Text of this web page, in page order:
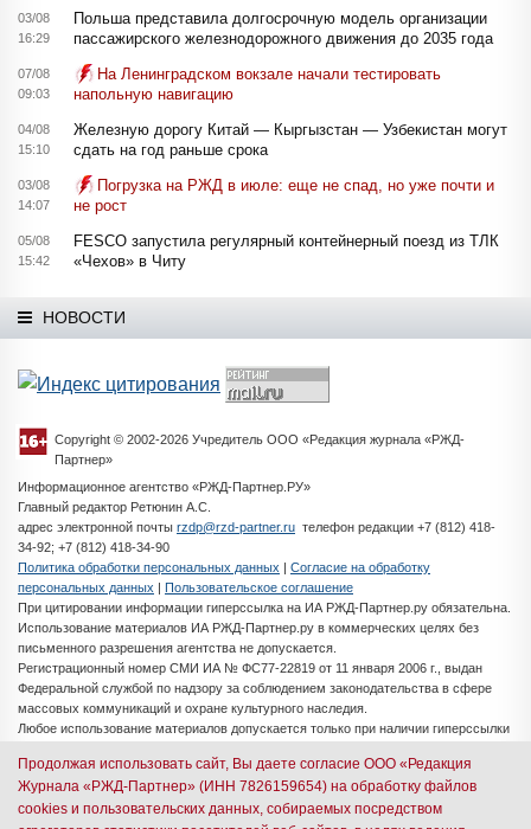
03/08
16:29
Польша представила долгосрочную модель организации
пассажирского железнодорожного движения до 2035 года
07/08
09:03
На Ленинградском вокзале начали тестировать
напольную навигацию
04/08
15:10
Железную дорогу Китай — Кыргызстан — Узбекистан могут
сдать на год раньше срока
03/08
14:07
Погрузка на РЖД в июле: еще не спад, но уже почти и
не рост
05/08
15:42
FESCO запустила регулярный контейнерный поезд из ТЛК
«Чехов» в Читу
НОВОСТИ
Copyright © 2002-2026 Учредитель ООО «Редакция журнала «РЖД-
Партнер»
Информационное агентство «РЖД-Партнер.РУ»
Главный редактор Ретюнин А.С.
адрес электронной почты rzdp@rzd-partner.ru телефон редакции +7 (812) 418-
34-92; +7 (812) 418-34-90
Политика обработки персональных данных | Согласие на обработку
персональных данных | Пользовательское соглашение
При цитировании информации гиперссылка на ИА РЖД-Партнер.ру обязательна.
Использование материалов ИА РЖД-Партнер.ру в коммерческих целях без
письменного разрешения агентства не допускается.
Регистрационный номер СМИ ИА № ФС77-22819 от 11 января 2006 г., выдан
Федеральной службой по надзору за соблюдением законодательства в сфере
массовых коммуникаций и охране культурного наследия.
Любое использование материалов допускается только при наличии гиперссылки
Разработка сайта -iMedia Solutions
Продолжая использовать сайт, Вы даете согласие ООО «Редакция
Журнала «РЖД-Партнер» (ИНН 7826159654) на обработку файлов
cookies и пользовательских данных, собираемых посредством
Авторизация через иностранные почтовые сервисы